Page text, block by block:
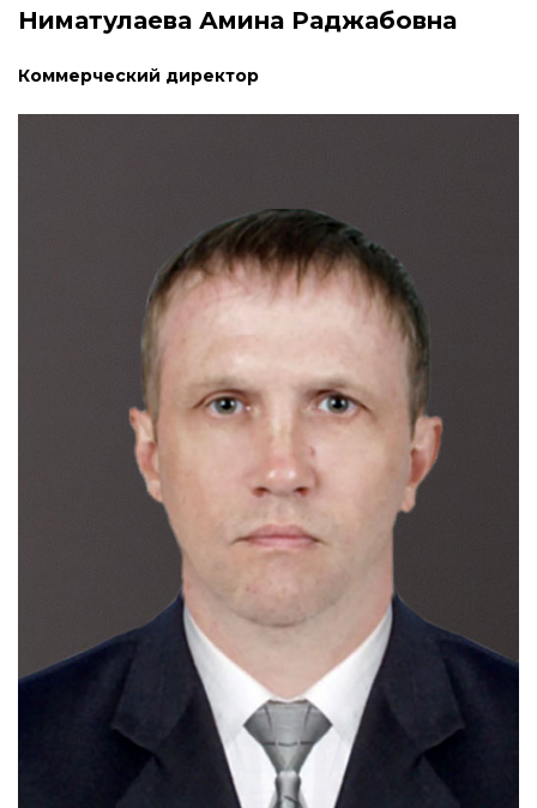
Ниматулаева Амина Раджабовна
Коммерческий директор